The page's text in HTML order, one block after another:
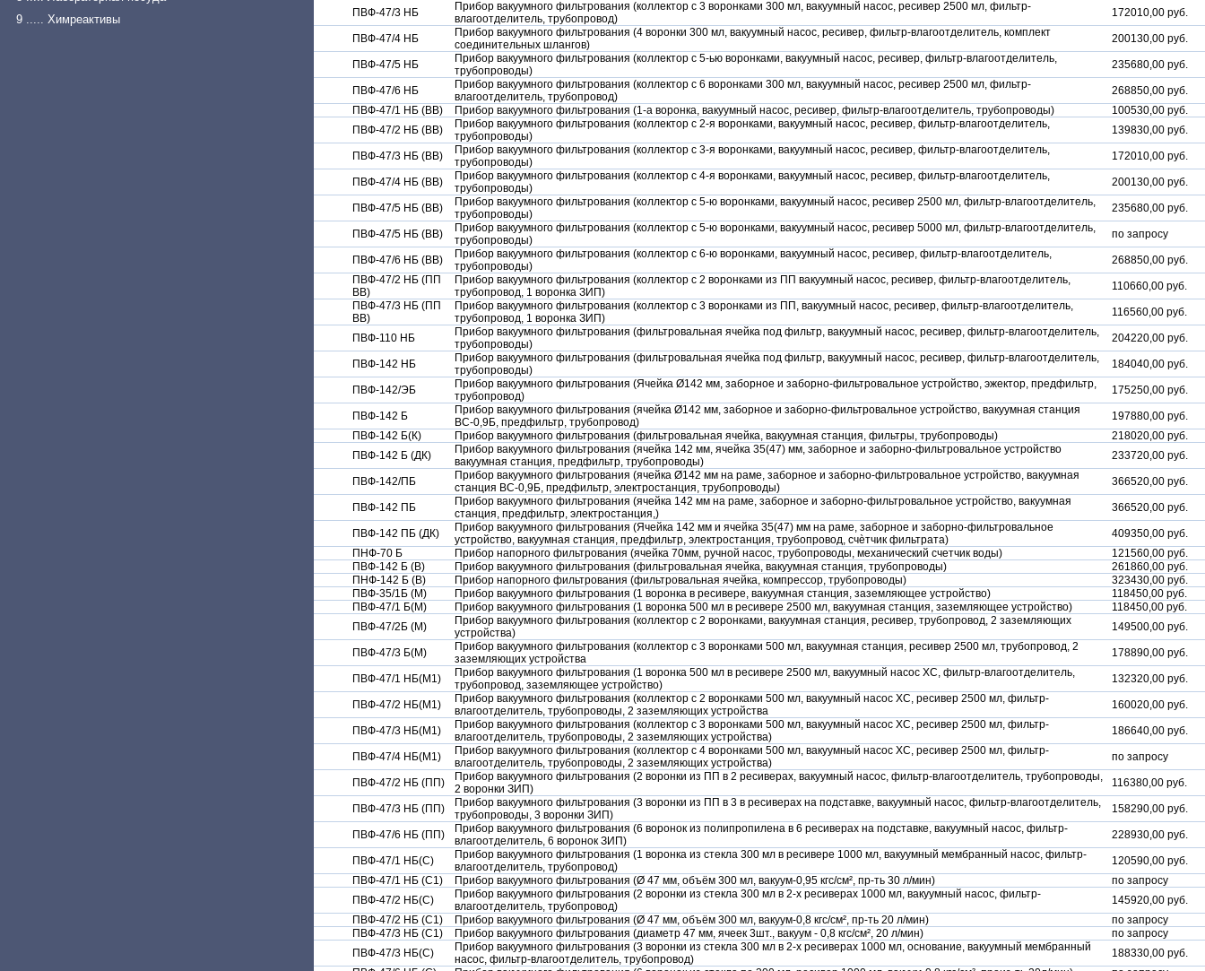
9 ..... Химреактивы
ПВФ-47/3 НБ
Прибор вакуумного фильтрования (коллектор с 3 воронками 300 мл, вакуумный насос, ресивер 2500 мл, фильтр-
влагоотделитель, трубопровод)
172010,00 руб.
ПВФ-47/4 НБ
Прибор вакуумного фильтрования (4 воронки 300 мл, вакуумный насос, ресивер, фильтр-влагоотделитель, комплект
соединительных шлангов)
200130,00 руб.
ПВФ-47/5 НБ
Прибор вакуумного фильтрования (коллектор с 5-ью воронками, вакуумный насос, ресивер, фильтр-влагоотделитель,
трубопроводы)
235680,00 руб.
ПВФ-47/6 НБ
Прибор вакуумного фильтрования (коллектор с 6 воронками 300 мл, вакуумный насос, ресивер 2500 мл, фильтр-
влагоотделитель, трубопровод)
268850,00 руб.
ПВФ-47/1 НБ (ВВ)
Прибор вакуумного фильтрования (1-а воронка, вакуумный насос, ресивер, фильтр-влагоотделитель, трубопроводы)
100530,00 руб.
ПВФ-47/2 НБ (ВВ)
Прибор вакуумного фильтрования (коллектор с 2-я воронками, вакуумный насос, ресивер, фильтр-влагоотделитель,
трубопроводы)
139830,00 руб.
ПВФ-47/3 НБ (ВВ)
Прибор вакуумного фильтрования (коллектор с 3-я воронками, вакуумный насос, ресивер, фильтр-влагоотделитель,
трубопроводы)
172010,00 руб.
ПВФ-47/4 НБ (ВВ)
Прибор вакуумного фильтрования (коллектор с 4-я воронками, вакуумный насос, ресивер, фильтр-влагоотделитель,
трубопроводы)
200130,00 руб.
ПВФ-47/5 НБ (ВВ)
Прибор вакуумного фильтрования (коллектор с 5-ю воронками, вакуумный насос, ресивер 2500 мл, фильтр-влагоотделитель,
трубопроводы)
235680,00 руб.
ПВФ-47/5 НБ (ВВ)
Прибор вакуумного фильтрования (коллектор с 5-ю воронками, вакуумный насос, ресивер 5000 мл, фильтр-влагоотделитель,
трубопроводы)
по запросу
ПВФ-47/6 НБ (ВВ)
Прибор вакуумного фильтрования (коллектор с 6-ю воронками, вакуумный насос, ресивер, фильтр-влагоотделитель,
трубопроводы)
268850,00 руб.
ПВФ-47/2 НБ (ПП
ВВ)
Прибор вакуумного фильтрования (коллектор с 2 воронками из ПП вакуумный насос, ресивер, фильтр-влагоотделитель,
трубопровод, 1 воронка ЗИП)
110660,00 руб.
ПВФ-47/3 НБ (ПП
ВВ)
Прибор вакуумного фильтрования (коллектор с 3 воронками из ПП, вакуумный насос, ресивер, фильтр-влагоотделитель,
трубопровод, 1 воронка ЗИП)
116560,00 руб.
ПВФ-110 НБ
Прибор вакуумного фильтрования (фильтровальная ячейка под фильтр, вакуумный насос, ресивер, фильтр-влагоотделитель,
трубопроводы)
204220,00 руб.
ПВФ-142 НБ
Прибор вакуумного фильтрования (фильтровальная ячейка под фильтр, вакуумный насос, ресивер, фильтр-влагоотделитель,
трубопроводы)
184040,00 руб.
ПВФ-142/ЭБ
Прибор вакуумного фильтрования (Ячейка Ø142 мм, заборное и заборно-фильтровальное устройство, эжектор, предфильтр,
трубопровод)
175250,00 руб.
ПВФ-142 Б
Прибор вакуумного фильтрования (ячейка Ø142 мм, заборное и заборно-фильтровальное устройство, вакуумная станция
ВС-0,9Б, предфильтр, трубопровод)
197880,00 руб.
ПВФ-142 Б(К)
Прибор вакуумного фильтрования (фильтровальная ячейка, вакуумная станция, фильтры, трубопроводы)
218020,00 руб.
ПВФ-142 Б (ДК)
Прибор вакуумного фильтрования (ячейка 142 мм, ячейка 35(47) мм, заборное и заборно-фильтровальное устройство
вакуумная станция, предфильтр, трубопроводы)
233720,00 руб.
ПВФ-142/ПБ
Прибор вакуумного фильтрования (ячейка Ø142 мм на раме, заборное и заборно-фильтровальное устройство, вакуумная
станция ВС-0,9Б, предфильтр, электростанция, трубопроводы)
366520,00 руб.
ПВФ-142 ПБ
Прибор вакуумного фильтрования (ячейка 142 мм на раме, заборное и заборно-фильтровальное устройство, вакуумная
станция, предфильтр, электростанция,)
366520,00 руб.
ПВФ-142 ПБ (ДК)
Прибор вакуумного фильтрования (Ячейка 142 мм и ячейка 35(47) мм на раме, заборное и заборно-фильтровальное
устройство, вакуумная станция, предфильтр, электростанция, трубопровод, счѐтчик фильтрата)
409350,00 руб.
ПНФ-70 Б
Прибор напорного фильтрования (ячейка 70мм, ручной насос, трубопроводы, механический счетчик воды)
121560,00 руб.
ПВФ-142 Б (В)
Прибор вакуумного фильтрования (фильтровальная ячейка, вакуумная станция, трубопроводы)
261860,00 руб.
ПНФ-142 Б (В)
Прибор напорного фильтрования (фильтровальная ячейка, компрессор, трубопроводы)
323430,00 руб.
ПВФ-35/1Б (М)
Прибор вакуумного фильтрования (1 воронка в ресивере, вакуумная станция, заземляющее устройство)
118450,00 руб.
ПВФ-47/1 Б(М)
Прибор вакуумного фильтрования (1 воронка 500 мл в ресивере 2500 мл, вакуумная станция, заземляющее устройство)
118450,00 руб.
ПВФ-47/2Б (М)
Прибор вакуумного фильтрования (коллектор с 2 воронками, вакуумная станция, ресивер, трубопровод, 2 заземляющих
устройства)
149500,00 руб.
ПВФ-47/3 Б(М)
Прибор вакуумного фильтрования (коллектор с 3 воронками 500 мл, вакуумная станция, ресивер 2500 мл, трубопровод, 2
заземляющих устройства
178890,00 руб.
ПВФ-47/1 НБ(М1)
Прибор вакуумного фильтрования (1 воронка 500 мл в ресивере 2500 мл, вакуумный насос ХС, фильтр-влагоотделитель,
трубопровод, заземляющее устройство)
132320,00 руб.
ПВФ-47/2 НБ(М1)
Прибор вакуумного фильтрования (коллектор с 2 воронками 500 мл, вакуумный насос ХС, ресивер 2500 мл, фильтр-
влагоотделитель, трубопроводы, 2 заземляющих устройства
160020,00 руб.
ПВФ-47/3 НБ(М1)
Прибор вакуумного фильтрования (коллектор с 3 воронками 500 мл, вакуумный насос ХС, ресивер 2500 мл, фильтр-
влагоотделитель, трубопроводы, 2 заземляющих устройства)
186640,00 руб.
ПВФ-47/4 НБ(М1)
Прибор вакуумного фильтрования (коллектор с 4 воронками 500 мл, вакуумный насос ХС, ресивер 2500 мл, фильтр-
влагоотделитель, трубопроводы, 2 заземляющих устройства)
по запросу
ПВФ-47/2 НБ (ПП)
Прибор вакуумного фильтрования (2 воронки из ПП в 2 ресиверах, вакуумный насос, фильтр-влагоотделитель, трубопроводы,
2 воронки ЗИП)
116380,00 руб.
ПВФ-47/3 НБ (ПП)
Прибор вакуумного фильтрования (3 воронки из ПП в 3 в ресиверах на подставке, вакуумный насос, фильтр-влагоотделитель,
трубопроводы, 3 воронки ЗИП)
158290,00 руб.
ПВФ-47/6 НБ (ПП)
Прибор вакуумного фильтрования (6 воронок из полипропилена в 6 ресиверах на подставке, вакуумный насос, фильтр-
влагоотделитель, 6 воронок ЗИП)
228930,00 руб.
ПВФ-47/1 НБ(С)
Прибор вакуумного фильтрования (1 воронка из стекла 300 мл в ресивере 1000 мл, вакуумный мембранный насос, фильтр-
влагоотделитель, трубопровод)
120590,00 руб.
ПВФ-47/1 НБ (С1)
Прибор вакуумного фильтрования (Ø 47 мм, объём 300 мл, вакуум-0,95 кгс/см², пр-ть 30 л/мин)
по запросу
ПВФ-47/2 НБ(С)
Прибор вакуумного фильтрования (2 воронки из стекла 300 мл в 2-х ресиверах 1000 мл, вакуумный насос, фильтр-
влагоотделитель, трубопровод)
145920,00 руб.
ПВФ-47/2 НБ (С1)
Прибор вакуумного фильтрования (Ø 47 мм, объём 300 мл, вакуум-0,8 кгс/см², пр-ть 20 л/мин)
по запросу
ПВФ-47/3 НБ (С1)
Прибор вакуумного фильтрования (диаметр 47 мм, ячеек 3шт., вакуум - 0,8 кгс/см², 20 л/мин)
по запросу
ПВФ-47/3 НБ(С)
Прибор вакуумного фильтрования (3 воронки из стекла 300 мл в 2-х ресиверах 1000 мл, основание, вакуумный мембранный
насос, фильтр-влагоотделитель, трубопровод)
188330,00 руб.